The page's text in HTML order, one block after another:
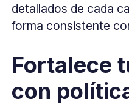
detallados de cada
forma consistente
Fortalece
con